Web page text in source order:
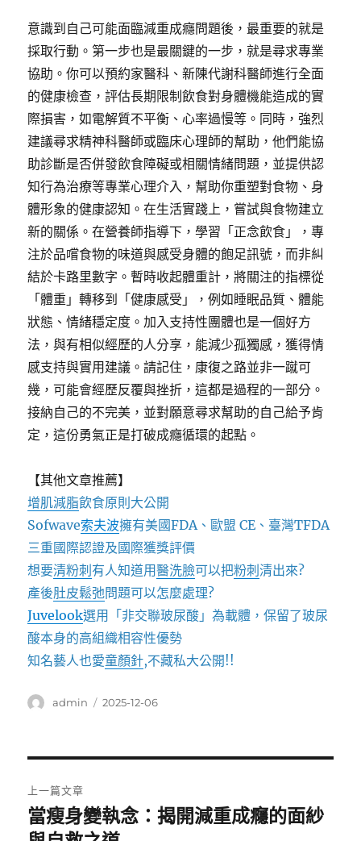
意識到自己可能面臨減重成癮問題後，最重要的就是
採取行動。第一步也是最關鍵的一步，就是尋求專業
協助。你可以預約家醫科、新陳代謝科醫師進行全面
的健康檢查，評估長期限制飲食對身體機能造成的實
際損害，如電解質不平衡、心率過慢等。同時，強烈
建議尋求精神科醫師或臨床心理師的幫助，他們能協
助診斷是否併發飲食障礙或相關情緒問題，並提供認
知行為治療等專業心理介入，幫助你重塑對食物、身
體形象的健康認知。在生活實踐上，嘗試與食物建立
新的關係。在營養師指導下，學習「正念飲食」，專
注於品嚐食物的味道與感受身體的飽足訊號，而非糾
結於卡路里數字。暫時收起體重計，將關注的指標從
「體重」轉移到「健康感受」，例如睡眠品質、體能
狀態、情緒穩定度。加入支持性團體也是一個好方
法，與有相似經歷的人分享，能減少孤獨感，獲得情
感支持與實用建議。請記住，康復之路並非一蹴可
幾，可能會經歷反覆與挫折，這都是過程的一部分。
接納自己的不完美，並對願意尋求幫助的自己給予肯
定，這份勇氣正是打破成癮循環的起點。
【其他文章推薦】
增肌減脂飲食原則大公開
Sofwave索夫波擁有美國FDA、歐盟 CE、臺灣TFDA
三重國際認證及國際獲獎評價
想要清粉刺 有人知道用醫洗臉可以把粉刺清出來?
產後肚皮鬆弛問題可以怎麼處理?
Juvelook選用「非交聯玻尿酸」為載體，保留了玻尿
酸本身的高組織相容性優勢
知名藝人也愛童顏針,不藏私大公開!!
作
admin
發
2025-12-06
章
上一篇文章
上
一
當瘦身變執念：揭開減重成癮的面紗